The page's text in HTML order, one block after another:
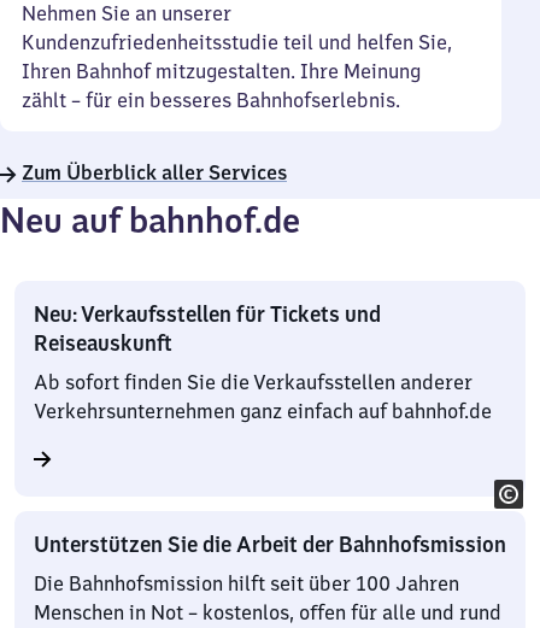
Nehmen Sie an unserer
Kundenzufriedenheitsstudie teil und helfen Sie,
Ihren Bahnhof mitzugestalten. Ihre Meinung
zählt – für ein besseres Bahnhofserlebnis.
Zum Überblick aller Services
Neu auf bahnhof.de
Neu: Verkaufsstellen für Tickets und
Reiseauskunft
Ab sofort finden Sie die Verkaufsstellen anderer
Verkehrsunternehmen ganz einfach auf bahnhof.de
Unterstützen Sie die Arbeit der Bahnhofsmission
Die Bahnhofsmission hilft seit über 100 Jahren
Menschen in Not – kostenlos, offen für alle und rund